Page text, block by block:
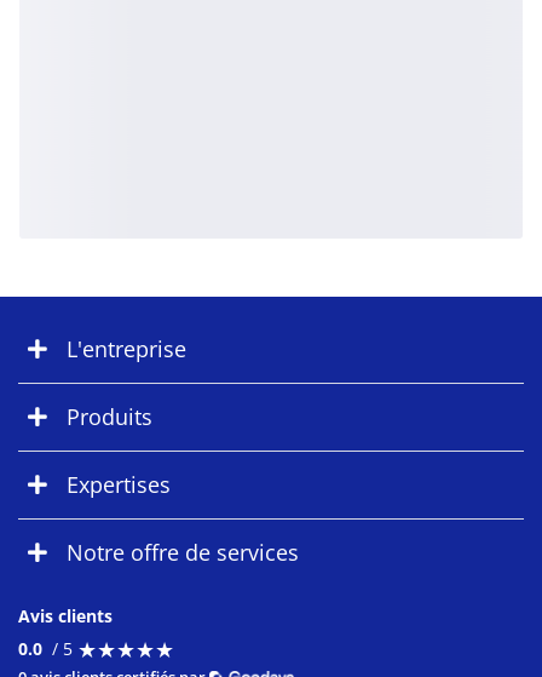
L'entreprise
Produits
Expertises
Notre offre de services
Avis clients
0.0 / 5 ★★★★★
★★★★★